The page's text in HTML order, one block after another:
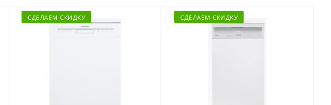
СДЕЛАЕМ СКИДКУ СДЕЛАЕМ СКИДКУ